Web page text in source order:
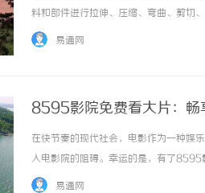
料和部件进行拉伸、压缩、弯曲、剪切
度、弹性模量、断裂伸长率、屈服强度
易通网
8595影院免费看大片：畅
在快节奏的现代社会，电影作为一种娱
入电影院的阻碍。幸运的是，有了
家提供免费在线观看电影的平台。无需
易通网